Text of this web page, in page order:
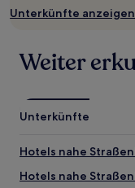
Unterkünfte anzeigen
Weiter
Unterkünfte
Hotels nahe
Hotels nahe